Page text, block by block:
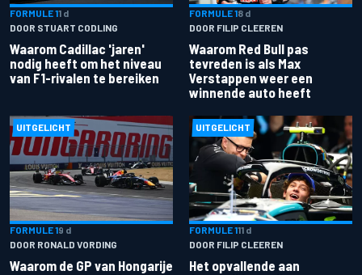
FORMULE 11 d
DOOR STUART CODLING
Waarom Cadillac 'jaren'
nodig heeft om het niveau
van F1-rivalen te bereiken
FORMULE 18 d
DOOR FILIP CLEEREN
Waarom Red Bull pas
tevreden is als Max
Verstappen weer een
winnende auto heeft
UITGELICHT
FORMULE 19 d
DOOR RONALD VORDING
Waarom de GP van Hongarije
UITGELICHT
FORMULE 111 d
DOOR FILIP CLEEREN
Het opvallende aan